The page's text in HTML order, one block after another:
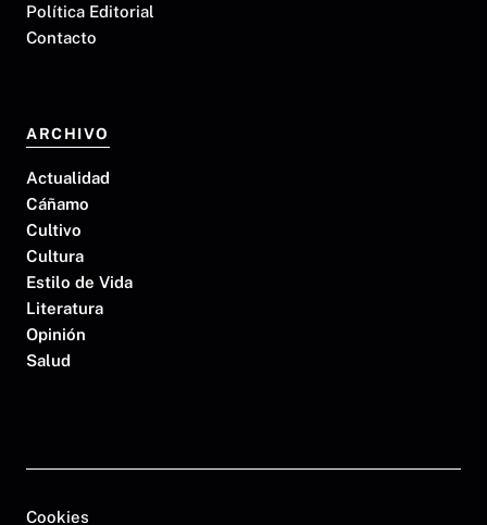
Política Editorial
Contacto
ARCHIVO
Actualidad
Cáñamo
Cultivo
Cultura
Estilo de Vida
Literatura
Opinión
Salud
Cookies